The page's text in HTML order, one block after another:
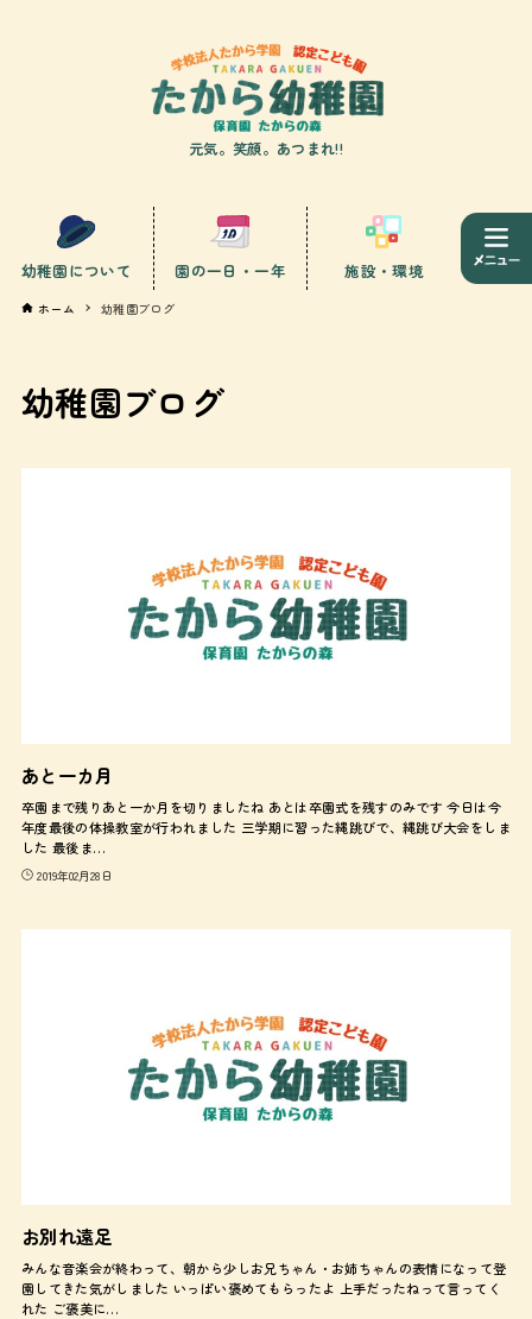
元気。笑顔。あつまれ!!
幼稚園について 園の一日・一年 施設・環境
ホーム 幼稚園ブログ
幼稚園ブログ
あと一カ月
卒園まで残りあと一か月を切りましたね あとは卒園式を残すのみです 今日は今
年度最後の体操教室が行われました 三学期に習った縄跳びで、縄跳び大会をしま
した 最後ま…
2019年02月28日
お別れ遠足
みんな音楽会が終わって、朝から少しお兄ちゃん・お姉ちゃんの表情になって登
園してきた気がしました いっぱい褒めてもらったよ 上手だったねって言ってく
れた ご褒美に…